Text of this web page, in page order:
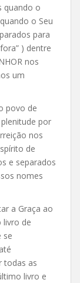
quando o
o Seu
para
) dentre
nos
um
povo de
por
nos
de
e separados
nomes
a Graça ao
livro de
se
todas as
livro e